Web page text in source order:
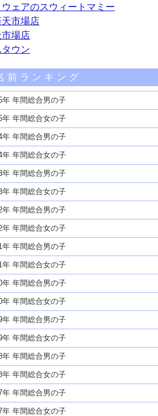
ェアのスウィートマミー
市場店
場店
ウン
前ランキング
年 年間総合男の子
年 年間総合女の子
年 年間総合男の子
年 年間総合女の子
年 年間総合男の子
年 年間総合女の子
年 年間総合男の子
年 年間総合女の子
年 年間総合男の子
年 年間総合女の子
年 年間総合男の子
年 年間総合女の子
年 年間総合男の子
年 年間総合女の子
年 年間総合男の子
年 年間総合女の子
年 年間総合男の子
年 年間総合女の子